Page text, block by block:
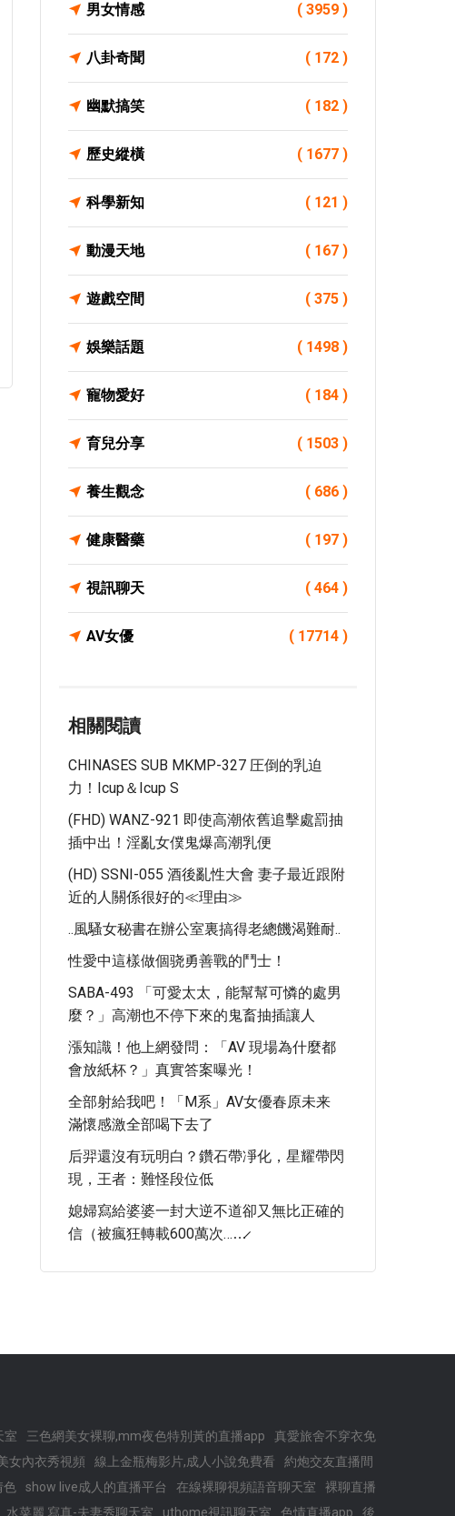
男女情感 ( 3959 )
八卦奇聞 ( 172 )
幽默搞笑 ( 182 )
歷史縱橫 ( 1677 )
科學新知 ( 121 )
動漫天地 ( 167 )
遊戲空間 ( 375 )
娛樂話題 ( 1498 )
寵物愛好 ( 184 )
育兒分享 ( 1503 )
養生觀念 ( 686 )
健康醫藥 ( 197 )
視訊聊天 ( 464 )
AV女優 ( 17714 )
相關閱讀
CHINASES SUB MKMP-327 圧倒的乳迫
力！Icup＆Icup S
(FHD) WANZ-921 即使高潮依舊追擊處罰抽
插中出！淫亂女僕鬼爆高潮乳便
(HD) SSNI-055 酒後亂性大會 妻子最近跟附
近的人關係很好的≪理由≫
..風騷女秘書在辦公室裏搞得老總饑渴難耐..
性愛中這樣做個骁勇善戰的鬥士！
SABA-493 「可愛太太，能幫幫可憐的處男
麼？」高潮也不停下來的鬼畜抽插讓人
漲知識！他上網發問：「AV 現場為什麼都
會放紙杯？」真實答案曝光！
全部射給我吧！「M系」AV女優春原未来
滿懷感激全部喝下去了
后羿還沒有玩明白？鑽石帶凈化，星耀帶閃
現，王者：難怪段位低
媳婦寫給婆婆一封大逆不道卻又無比正確的
信（被瘋狂轉載600萬次……̷
室 三色網美女裸聊,mm夜色特別黃的直播app
真愛旅舍不穿衣免
女內衣秀視頻 線上金瓶梅影片,成人小說免費看
約炮交友直播間
show live成人的直播平台 在線裸聊視頻語音聊天室
裸聊直播
水菜麗 寫真-夫妻秀聊天室 uthome視訊聊天室 色情直播app 後